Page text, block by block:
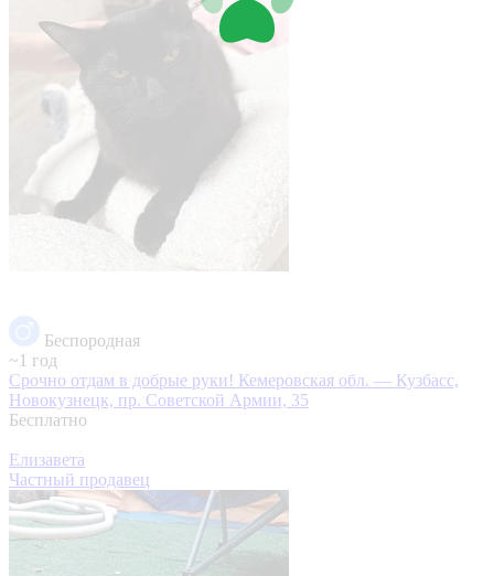
Беспородная
~1 год
Срочно отдам в добрые руки! Кемеровская обл. — Кузбасс,
Новокузнецк, пр. Советской Армии, 35
Бесплатно
Елизавета
Частный продавец